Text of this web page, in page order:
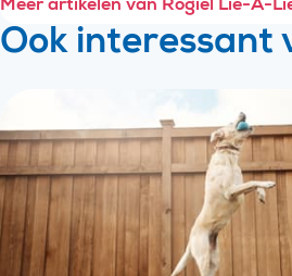
Meer artikelen van Rogiel Lie-A-
Ook interessant